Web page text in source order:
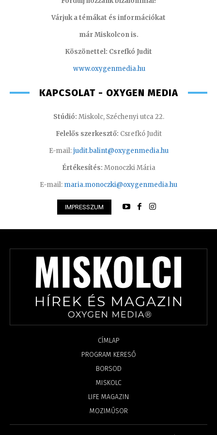
Várjuk a témákat és információkat
már Miskolcon is.
Köszönettel: Csrefkó Judit
www.oxygenmedia.hu
KAPCSOLAT - OXYGEN MEDIA
Stúdió: Miskolc, Széchenyi utca 22.
Felelős szerkesztő: Csrefkó Judit
E-mail:judit.balint@oxygenmedia.hu
Értékesítés: Monoczki Mária
E-mail: maria.monoczki@oxygenmedia.hu
IMPRESSZUM
CÍMLAP
PROGRAM KERESŐ
BORSOD
MISKOLC
LIFE MAGAZIN
MOZIMŰSOR